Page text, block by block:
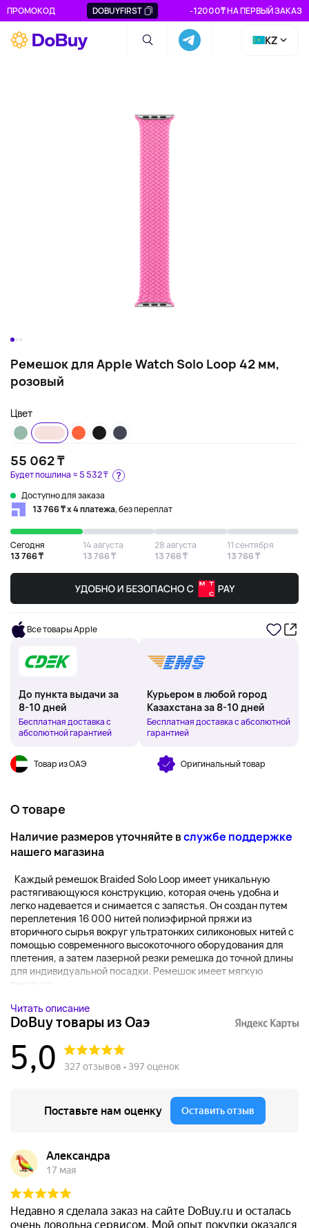
ПРОМОКОД DOBUYFIRST -12000₸ НА ПЕРВЫЙ ЗАКАЗ
KZ
Ремешок для Apple Watch Solo Loop 42 мм,
розовый
Цвет
55 062 ₸
Доступно для заказа
Будет пошлина ≈5 532 ₸
13 766 ₸ х 4 платежа, без переплат
Сегодня
13 766 ₸
14 августа
13 766 ₸
28 августа
13 766 ₸
11 сентября
13 766 ₸
Все товары Apple
До пункта выдачи за
8-10 дней
Бесплатная доставка с
абсолютной гарантией
Курьером в любой город
Казахстана за 8-10 дней
Бесплатная доставка с абсолютной
гарантией
Товар из ОАЭ Оригинальный товар
О товаре
Наличие размеров уточняйте вслужбе поддержке
нашего магазина
Каждый ремешок Braided Solo Loop имеет уникальную
растягивающуюся конструкцию, которая очень удобна и
легко надевается и снимается с запястья. Он создан путем
переплетения 16 000 нитей полиэфирной пряжи из
вторичного сырья вокруг ультратонких силиконовых нитей с
помощью современного высокоточного оборудования для
плетения, а затем лазерной резки ремешка до точной длины
для индивидуальной посадки. Ремешок имеет мягкую
текстуру...
Читать описание